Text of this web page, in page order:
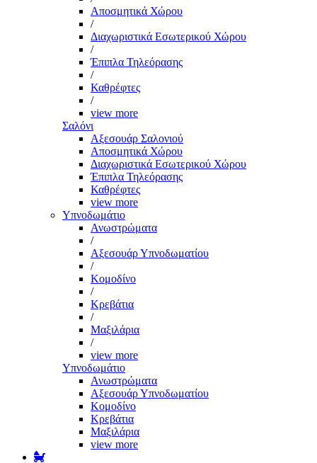
Αποσμητικά Χώρου
/
Διαχωριστικά Εσωτερικού Χώρου
/
Έπιπλα Τηλεόρασης
/
Καθρέφτες
/
view more
Σαλόνι
Αξεσουάρ Σαλονιού
Αποσμητικά Χώρου
Διαχωριστικά Εσωτερικού Χώρου
Έπιπλα Τηλεόρασης
Καθρέφτες
view more
Υπνοδωμάτιο
Ανωστρώματα
/
Αξεσουάρ Υπνοδωματίου
/
Κομοδίνο
/
Κρεβάτια
/
Μαξιλάρια
/
view more
Υπνοδωμάτιο
Ανωστρώματα
Αξεσουάρ Υπνοδωματίου
Κομοδίνο
Κρεβάτια
Μαξιλάρια
view more